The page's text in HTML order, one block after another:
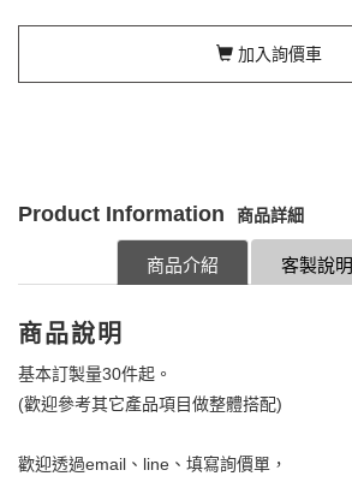
加入詢價車
Product Information 商品詳細
客製說明
商品介紹
商品說明
基本訂製量30件起。
(歡迎參考其它產品項目做整體搭配)
歡迎透過email、line、填寫詢價單，